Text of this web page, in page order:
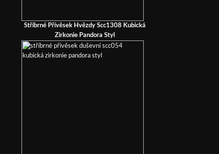
Stříbrné Přívěsek Hvězdy Scc1308 Kubická
Zirkonie Pandora Styl